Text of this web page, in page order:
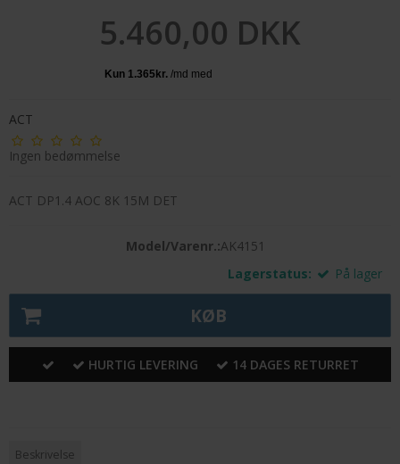
5.460,00 DKK
ACT
Ingen bedømmelse
ACT DP1.4 AOC 8K 15M DET
Model/Varenr.:AK4151
Lagerstatus:
På lager
KØB
HURTIG LEVERING 14 DAGES RETURRET
Beskrivelse